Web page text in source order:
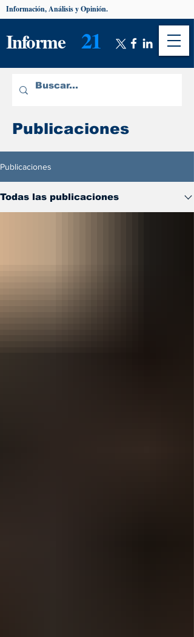
Informe 21
Información, Análisis y Opinión.
Publicaciones
Publicaciones
Todas las publicaciones